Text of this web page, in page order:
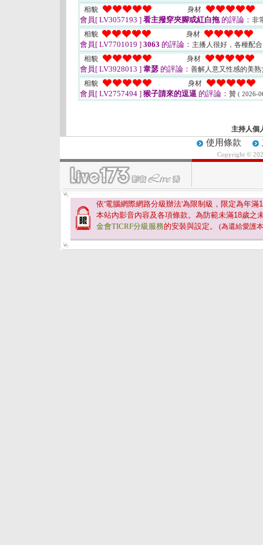
相貌
身材
會員[ LV3057193 ] 看主撥穿夾腳或紅白拖的評論： 非
相貌
身材
會員[ LV7701019 ] 3063 的評論： 主播人很好，各種配
相貌
身材
會員[ LV3928013 ] 韋瑟 的評論： 善解人意又性感的美
相貌
身材
會員[ LV2757494 ] 猴子請來的逗逼 的評論： 贊 ( 2026-
主持人個
使用條款
Copyright ©
依'電腦網際網路分級辦法'為限制級，限定為年滿
本站內影音內容及各項條款。為防範未滿18歲之
金會TICRF分級服務的安裝與設定。 (為還給愛護